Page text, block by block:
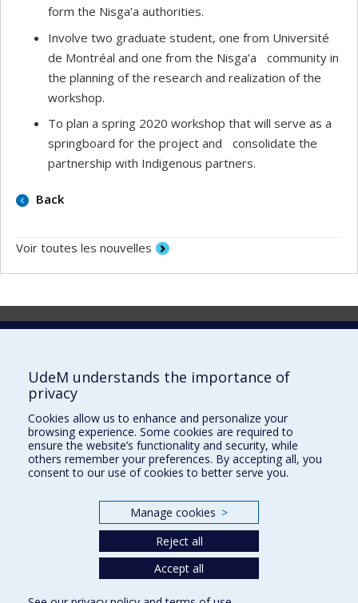
form the Nisga’a authorities.
Involve two graduate student, one from Université
de Montréal and one from the Nisga’a community in
the planning of the research and realization of the
workshop.
To plan a spring 2020 workshop that will serve as a
springboard for the project and consolidate the
partnership with Indigenous partners.
Back
Voir toutes les nouvelles
Laboratoire d'innovation
Vice-rectorat aux affaires étudiantes et aux études
Inven_T
Consortium Santé Numérique
UdeM understands the importance of
privacy
Cookies allow us to enhance and personalize your
browsing experience. Some cookies are required to
ensure the website’s functionality and security, while
others remember your preferences. By accepting all, you
consent to our use of cookies to better serve you.
Manage cookies >
Reject all
Accept all